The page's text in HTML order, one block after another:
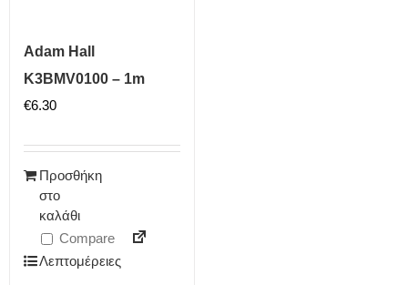
Adam Hall
K3BMV0100 – 1m
€6.30
Προσθήκη
στο
καλάθι
Compare
Λεπτομέρειες